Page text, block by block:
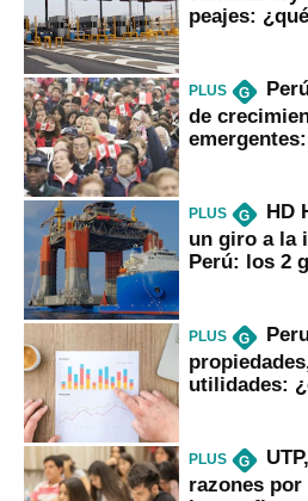
peajes:
PLUS G
de
PLUS G
HD
un giro a la
Perú: los 2
PLUS G
utilidades:
PLUS G
razones